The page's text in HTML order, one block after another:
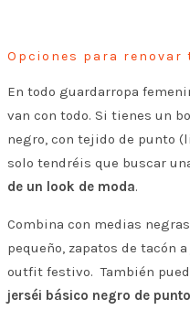
Opciones para renovar
En todo guardarropa
van con todo. Si tienes un
negro, con tejido de punto
solo tendréis que buscar
de un look de moda.
Combina con medias
pequeño, zapatos de tacón
outfit festivo. También
jerséi básico negro de punto